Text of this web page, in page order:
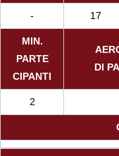
- 17
MIN.
PARTE
CIPANTI
DI
2